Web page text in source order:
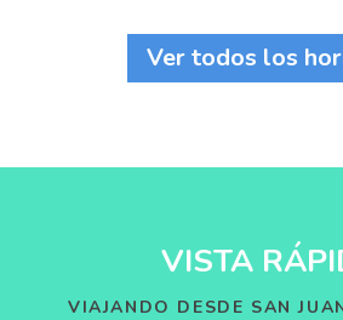
Ver todos los
VISTA
VIAJANDO DESDE SAN